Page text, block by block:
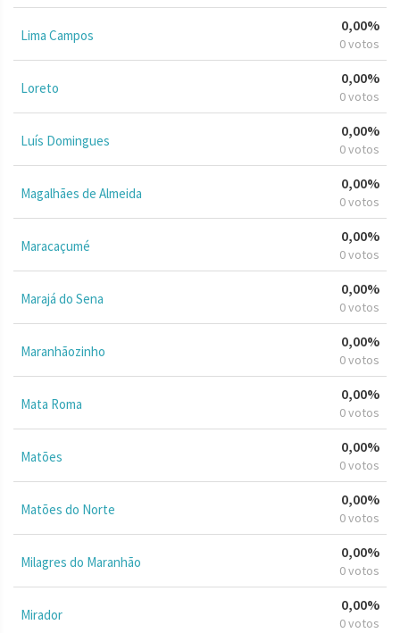
Lima Campos
0,00%
0 votos
Loreto
0,00%
0 votos
Luís Domingues
0,00%
0 votos
Magalhães de Almeida
0,00%
0 votos
Maracaçumé
0,00%
0 votos
Marajá do Sena
0,00%
0 votos
Maranhãozinho
0,00%
0 votos
Mata Roma
0,00%
0 votos
Matões
0,00%
0 votos
Matões do Norte
0,00%
0 votos
Milagres do Maranhão
0,00%
0 votos
Mirador
0,00%
0 votos